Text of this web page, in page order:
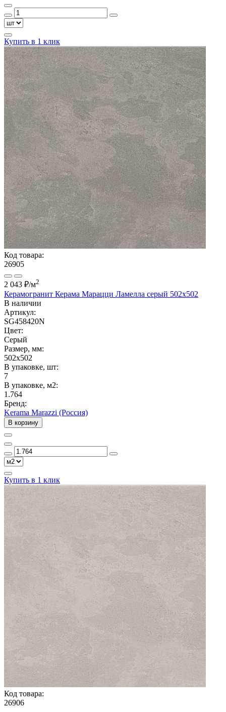
Купить в 1 клик
Код товара:
26905
2 043 ₽/м2
Керамогранит Керама Марацци Ламелла серый 502x502
В наличии
Артикул:
SG458420N
Цвет:
Серый
Размер, мм:
502x502
В упаковке, шт:
7
В упаковке, м2:
1.764
Бренд:
Kerama Marazzi (Россия)
В корзину
Купить в 1 клик
Код товара:
26906